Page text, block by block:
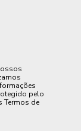
pelo
Termos de